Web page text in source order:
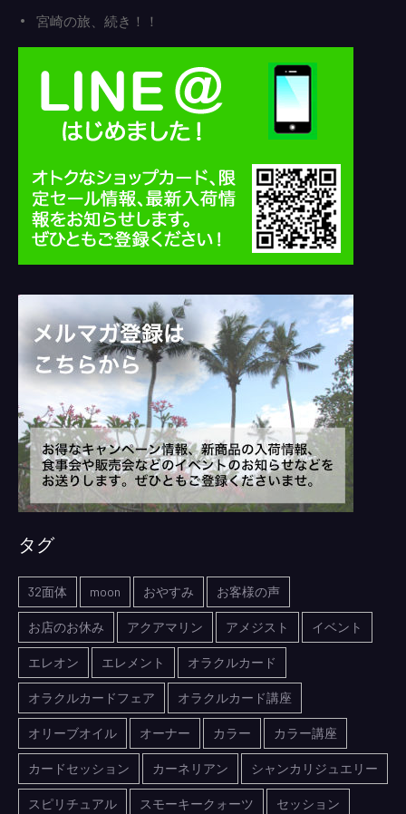
宮崎の旅、続き！！
タグ
32面体 moon おやすみ お客様の声
お店のお休み アクアマリン アメジスト イベント
エレオン エレメント オラクルカード
オラクルカードフェア オラクルカード講座
オリーブオイル オーナー カラー カラー講座
カードセッション カーネリアン シャンカリジュエリー
スピリチュアル スモーキークォーツ セッション